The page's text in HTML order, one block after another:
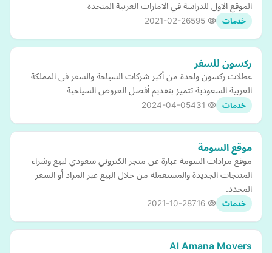
الموقع الاول للدراسة في الامارات العربية المتحدة
خدمات 2021-02-26
ركسون للسفر
عطلات ركسون واحدة من أكبر شركات السياحة والسفر فى المملكة
العربية السعودية تتميز بتقديم أفضل العروض السياحية
خدمات 2024-04-05
موقع السومة
موقع مزادات السومة عبارة عن متجر الكتروني سعودي لبيع وشراء
المنتجات الجديدة والمستعملة من خلال البيع عبر المزاد أو السعر
المحدد.
خدمات 2021-10-28
Al Amana Movers